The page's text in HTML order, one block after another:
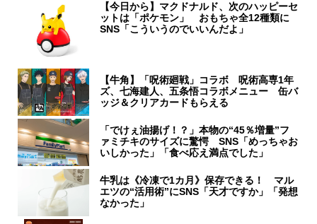
【今日から】マクドナルド、次のハッピーセ
ットは「ポケモン」 おもちゃ全12種類に
SNS「こういうのでいいんだよ」
【牛角】「呪術廻戦」コラボ 呪術高専1年
ズ、七海建人、五条悟コラボメニュー 缶バ
ッジ＆クリアカードもらえる
「でけぇ油揚げ！？」本物の“45％増量”フ
ァミチキのサイズに驚愕 SNS「めっちゃお
いしかった」「食べ応え満点でした」
牛乳は《冷凍で1カ月》保存できる！ マル
エツの“活用術”にSNS「天才ですか」「発想
なかった」